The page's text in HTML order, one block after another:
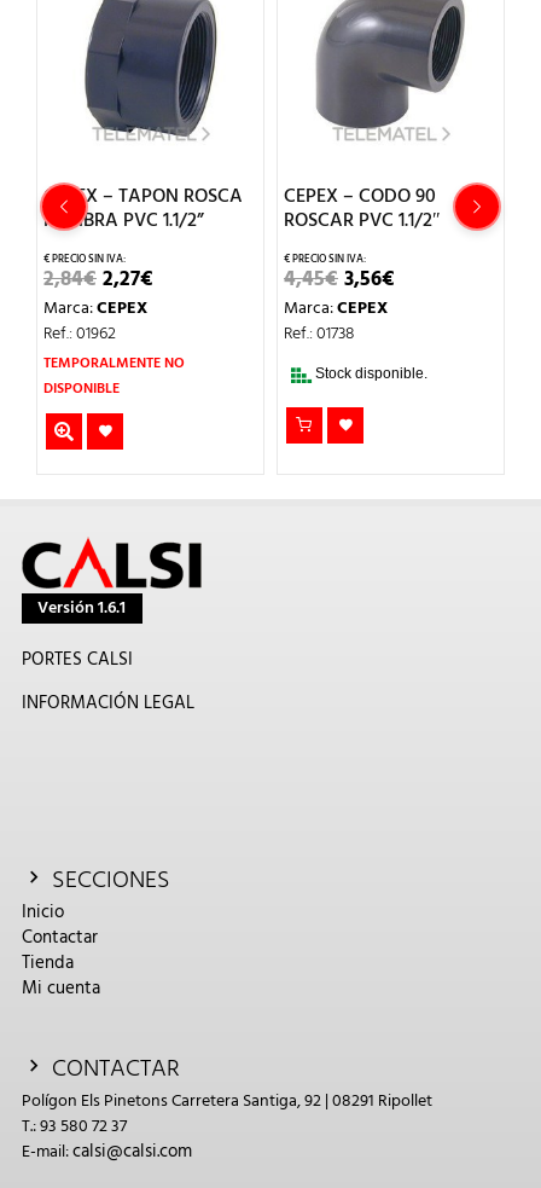
CEPEX – TAPON ROSCA
HEMBRA PVC 1.1/2”
2,84€EL
PRECIO
ORIGINAL
ERA:
2,84€.
2,27€
2,27€.
Marca:CEPEX
Ref.: 01962
TEMPORALMENTE NO
DISPONIBLE
CEPEX – CODO 90
ROSCAR PVC 1.1/2″
4,45€EL
PRECIO
ORIGINAL
ERA:
3,56€
Marca:CEPEX
Ref.: 01738
Stock disponible.
Versión 1.6.1
PORTES CALSI
INFORMACIÓN LEGAL
SECCIONES
Inicio
Contactar
Tienda
Mi cuenta
CONTACTAR
Polígon Els Pinetons Carretera Santiga, 92 | 08291 Ripollet
T.: 93 580 72 37
E-mail:calsi@calsi.com